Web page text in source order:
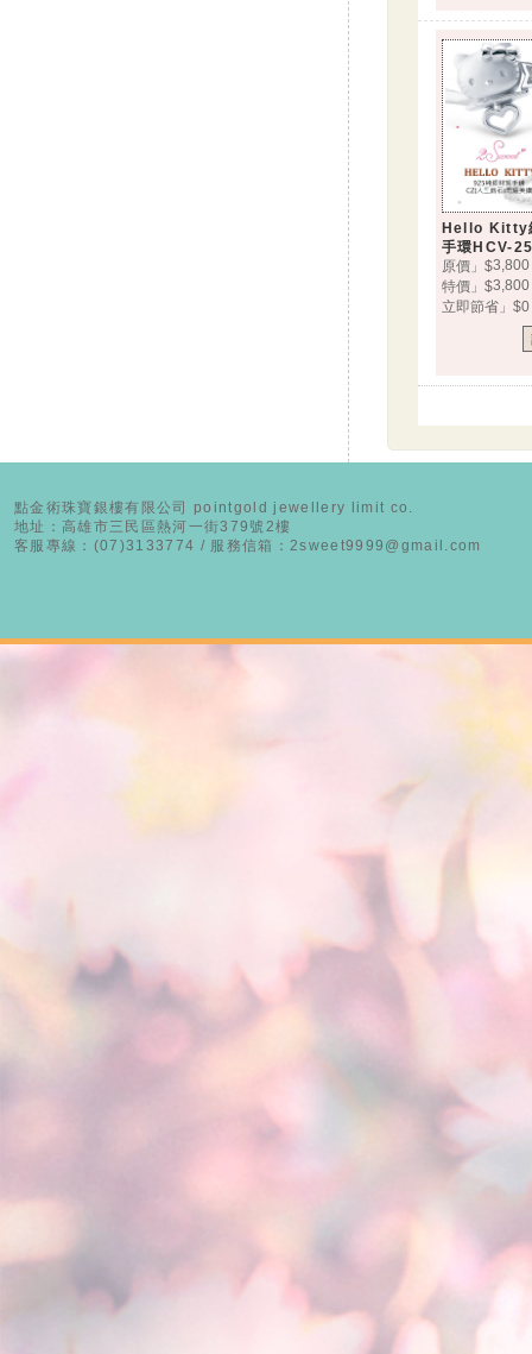
Hello Kitty
手環HCV-
原價」$3,800
特價」$3,800
立即節省」$0
點金術珠寶銀樓有限公司 pointgold jewellery limit co.
地址：高雄市三民區熱河一街379號2樓
客服專線：(07)3133774 / 服務信箱：2sweet9999@gmail.com